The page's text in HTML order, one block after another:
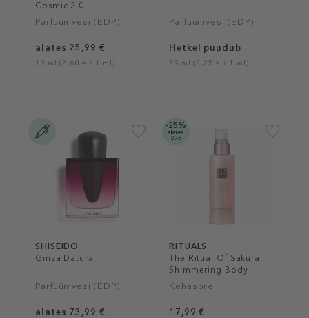
Cosmic 2.0
Parfüümvesi (EDP)
alates 25,99 €
10 ml (2,60 € / 1 ml)
Parfüümvesi (EDP)
Hetkel puudub
75 ml (2,25 € / 1 ml)
SHISEIDO
Ginza Datura
Parfüümvesi (EDP)
alates 73,99 €
-25%
alates
29€
RITUALS
The Ritual Of Sakura
Shimmering Body
Spray
Kehasprei
17,99 €